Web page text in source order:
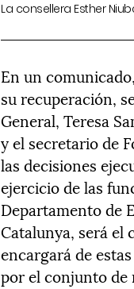
La consellera Esther
En un
su recuperación,
General, Teresa
y el secretario de
las decisiones
ejercicio de las
Departamento de
Catalunya, será el
encargará de
por el conjunto de